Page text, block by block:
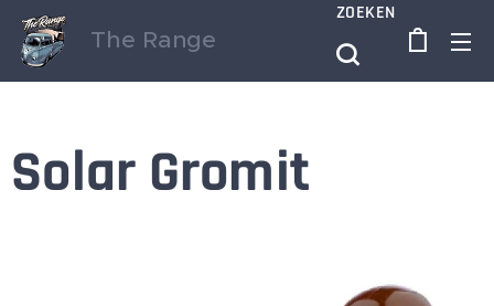
The Range
ZOEKEN
Solar Gromit